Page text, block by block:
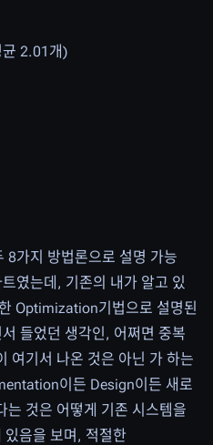
균 2.01개)
가지 방법론으로 설명 가능
였는데, 기존의 내가 알고 있
Optimization기법으로 설명된
들었던 생각인, 어쩌면 중복
여기서 나온 것은 아닌 가 하는
이든 Design이든 새로
는 것은 어떻게 기존 시스템을
있음을 보며, 적절한